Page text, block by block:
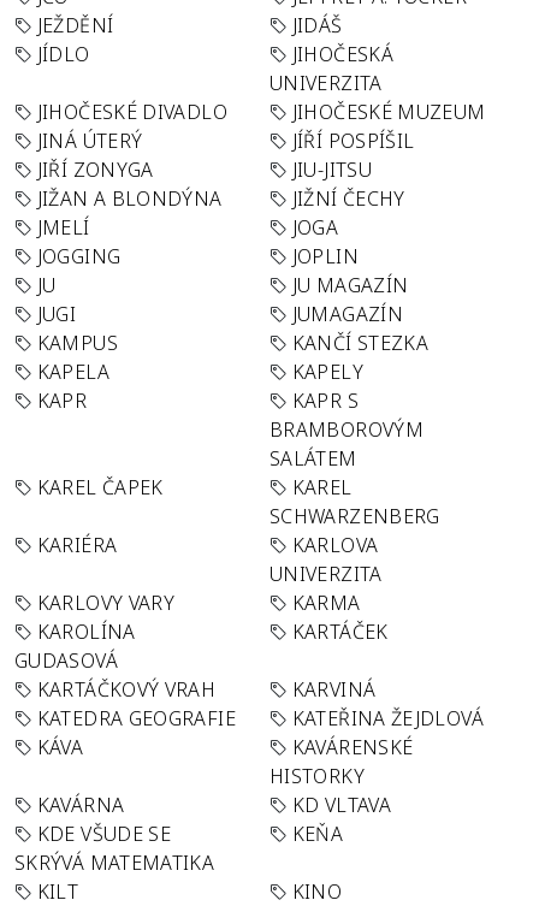
JEŽDĚNÍ
JIDÁŠ
JÍDLO
JIHOČESKÁ
UNIVERZITA
JIHOČESKÉ DIVADLO
JIHOČESKÉ MUZEUM
JINÁ ÚTERÝ
JÍŘÍ POSPÍŠIL
JIŘÍ ZONYGA
JIU-JITSU
JIŽAN A BLONDÝNA
JIŽNÍ ČECHY
JMELÍ
JOGA
JOGGING
JOPLIN
JU
JU MAGAZÍN
JUGI
JUMAGAZÍN
KAMPUS
KANČÍ STEZKA
KAPELA
KAPELY
KAPR
KAPR S
BRAMBOROVÝM
SALÁTEM
KAREL ČAPEK
KAREL
SCHWARZENBERG
KARIÉRA
KARLOVA
UNIVERZITA
KARLOVY VARY
KARMA
KAROLÍNA
GUDASOVÁ
KARTÁČEK
KARTÁČKOVÝ VRAH
KARVINÁ
KATEDRA GEOGRAFIE
KATEŘINA ŽEJDLOVÁ
KÁVA
KAVÁRENSKÉ
HISTORKY
KAVÁRNA
KD VLTAVA
KDE VŠUDE SE
SKRÝVÁ MATEMATIKA
KEŇA
KILT
KINO